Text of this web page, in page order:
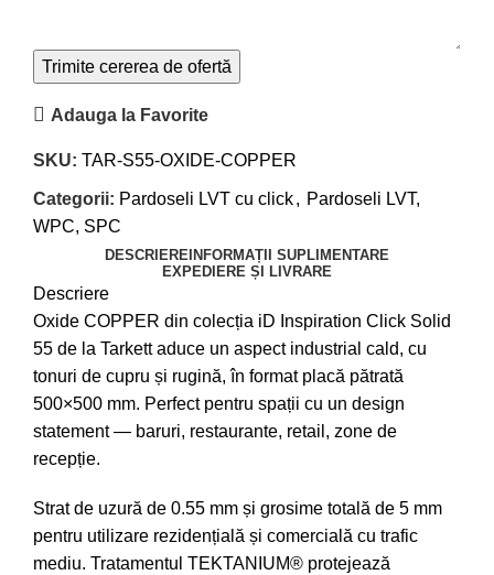
Adauga la Favorite
SKU: TAR-S55-OXIDE-COPPER
Categorii: Pardoseli LVT cu click, Pardoseli LVT,
WPC, SPC
DESCRIERE INFORMAȚII SUPLIMENTARE
EXPEDIERE ȘI LIVRARE
Descriere
Oxide COPPER din colecția iD Inspiration Click Solid
55 de la Tarkett aduce un aspect industrial cald, cu
tonuri de cupru și rugină, în format placă pătrată
500×500 mm. Perfect pentru spații cu un design
statement — baruri, restaurante, retail, zone de
recepție.
Strat de uzură de 0.55 mm și grosime totală de 5 mm
pentru utilizare rezidențială și comercială cu trafic
mediu. Tratamentul TEKTANIUM® protejează